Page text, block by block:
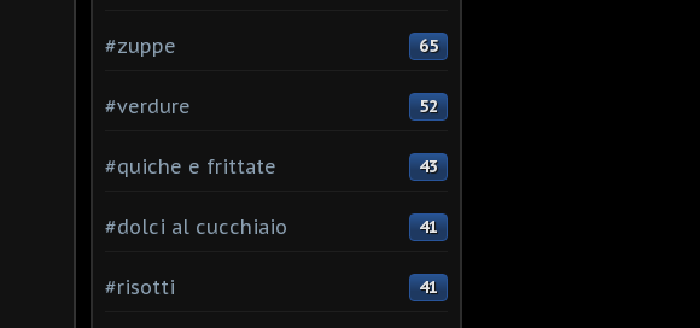
#zuppe 65
#verdure 52
#quiche e frittate 43
#dolci al cucchiaio 41
#risotti 41